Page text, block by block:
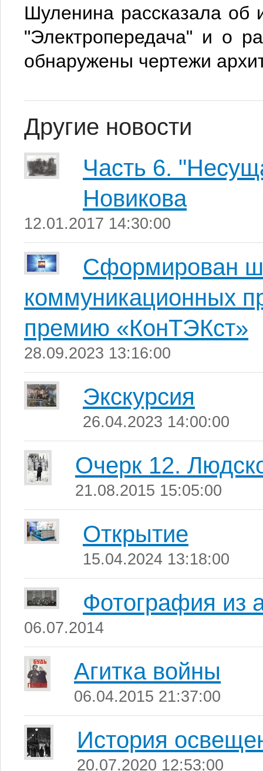
Шуленина рассказала об
"Электропередача" и о
обнаружены чертежи
Другие новости
Часть 6.
Новикова
12.01.2017 14:30:00
Сформирован
коммуникационных
премию «КонТЭКст»
28.09.2023 13:16:00
Экскурсия
26.04.2023 14:00:00
Очерк 12.
21.08.2015 15:05:00
Открытие
15.04.2024 13:18:00
Фотография из
06.07.2014
Агитка войны
06.04.2015 21:37:00
История
20.07.2020 12:53:00